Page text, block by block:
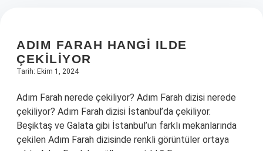
ADIM FARAH HANGI ILDE
ÇEKILIYOR
Tarih: Ekim 1, 2024
Adım Farah nerede çekiliyor? Adım Farah dizisi nerede
çekiliyor? Adım Farah dizisi İstanbul’da çekiliyor.
Beşiktaş ve Galata gibi İstanbul’un farklı mekanlarında
çekilen Adım Farah dizisinde renkli görüntüler ortaya